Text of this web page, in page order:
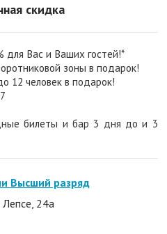
скидка
для Вас и Ваших гостей!*
зоны в подарок!
12 человек в подарок!
билеты и бар 3 дня до и 3
Высший разряд
24а